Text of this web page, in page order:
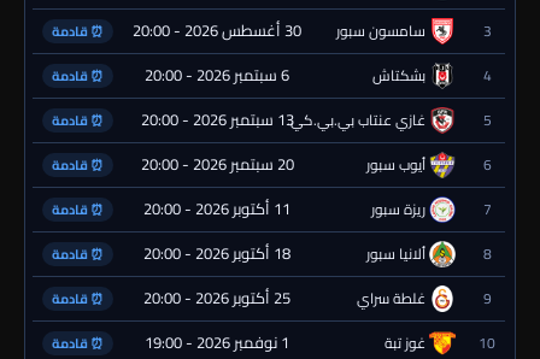
3 سامسون سبور 30 أغسطس 2026 - 20:00 ⏰ قادمة
4 بشكتاش 6 سبتمبر 2026 - 20:00 ⏰ قادمة
5 غازي عنتاب بي.بي.كي.13 سبتمبر 2026 - 20:00 ⏰ قادمة
6 أيوب سبور 20 سبتمبر 2026 - 20:00 ⏰ قادمة
7 ريزة سبور 11 أكتوبر 2026 - 20:00 ⏰ قادمة
8 ألانيا سبور 18 أكتوبر 2026 - 20:00 ⏰ قادمة
9 غلطة سراي 25 أكتوبر 2026 - 20:00 ⏰ قادمة
10 غوز تبة 1 نوفمبر 2026 - 19:00 ⏰ قادمة